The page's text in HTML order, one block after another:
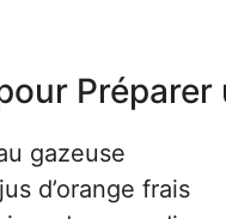
Préparer
gazeuse
d’orange frais